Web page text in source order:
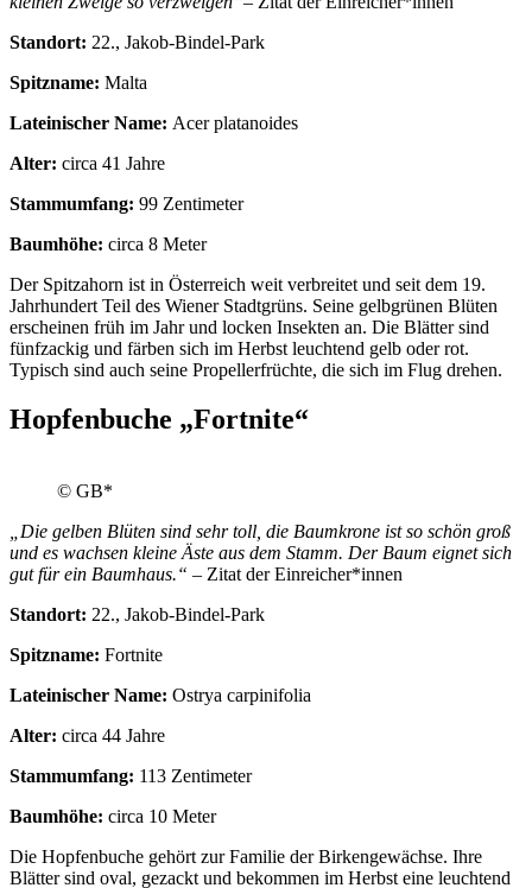
Standort: 22., Jakob-Bindel-Park
Spitzname: Malta
Lateinischer Name: Acer platanoides
Alter: circa 41 Jahre
Stammumfang: 99 Zentimeter
Baumhöhe: circa 8 Meter
Der Spitzahorn ist in Österreich weit verbreitet und seit dem 19.
Jahrhundert Teil des Wiener Stadtgrüns. Seine gelbgrünen Blüten
erscheinen früh im Jahr und locken Insekten an. Die Blätter sind
fünfzackig und färben sich im Herbst leuchtend gelb oder rot.
Typisch sind auch seine Propellerfrüchte, die sich im Flug drehen.
Hopfenbuche „Fortnite“
© GB*
„Die gelben Blüten sind sehr toll, die Baumkrone ist so schön groß
und es wachsen kleine Äste aus dem Stamm. Der Baum eignet sich
gut für ein Baumhaus.“ – Zitat der Einreicher*innen
Standort: 22., Jakob-Bindel-Park
Spitzname: Fortnite
Lateinischer Name: Ostrya carpinifolia
Alter: circa 44 Jahre
Stammumfang: 113 Zentimeter
Baumhöhe: circa 10 Meter
Die Hopfenbuche gehört zur Familie der Birkengewächse. Ihre
Blätter sind oval, gezackt und bekommen im Herbst eine leuchtend